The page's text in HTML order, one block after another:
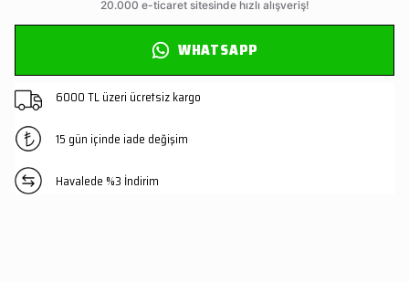
WHATSAPP
6000 TL üzeri ücretsiz kargo
15 gün içinde iade değişim
Havalede %3 İndirim